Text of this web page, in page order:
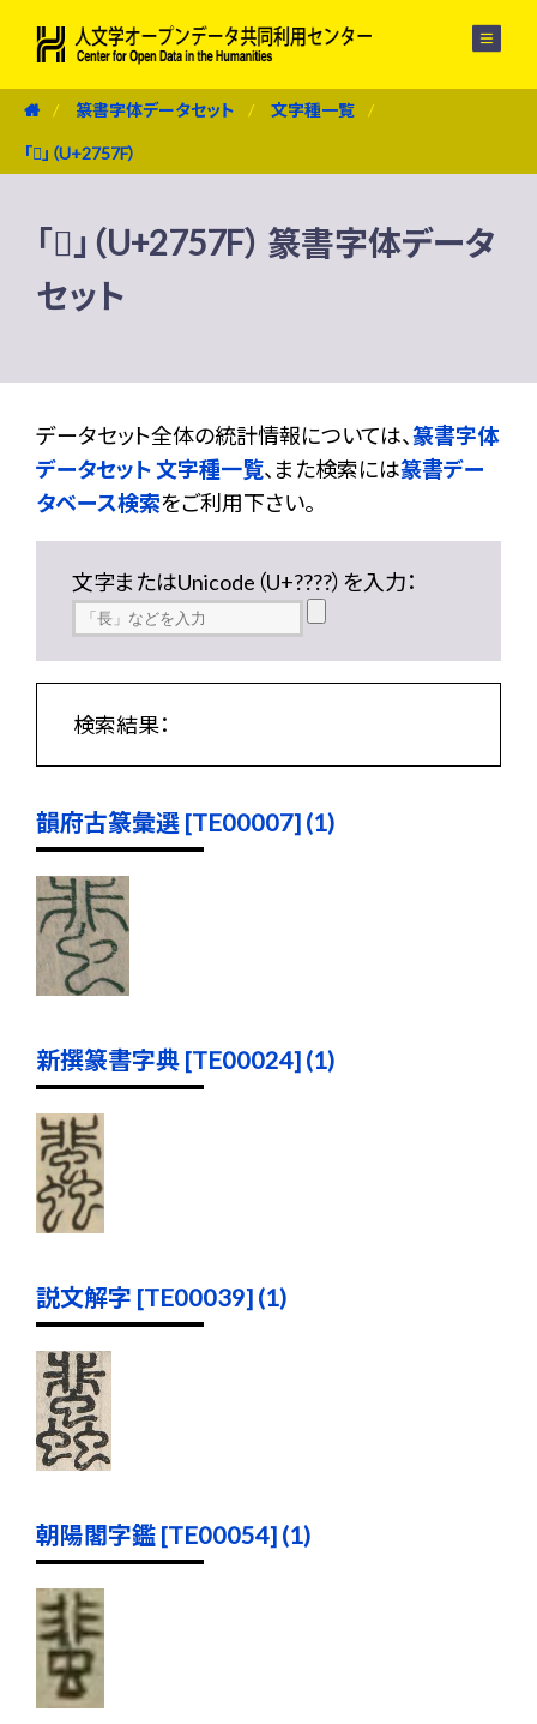
篆書字体データセット 文字種一覧
「𧕿」（U+2757F）
「𧕿」（U+2757F） 篆書字体データ
セット
データセット全体の統計情報については、篆書字体
データセット 文字種一覧、また検索には篆書デー
タベース検索をご利用下さい。
文字またはUnicode（U+????）を入力：
検索結果：
韻府古篆彙選 [TE00007] (1)
新撰篆書字典 [TE00024] (1)
説文解字 [TE00039] (1)
朝陽閣字鑑 [TE00054] (1)